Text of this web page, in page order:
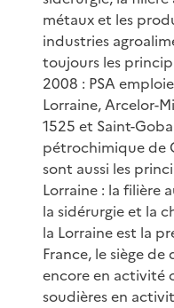
métaux et les
industries
toujours les
2008 : PSA
Lorraine, Arcelor-
1525 et Saint-
pétrochimique de
sont aussi les
Lorraine : la filière
la sidérurgie et la
la Lorraine est la
France, le siège
encore en activité
soudières en